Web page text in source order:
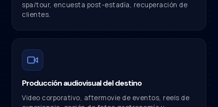
spa/tour, encuesta post-estadía, recuperación de
clientes.
Producción audiovisual del destino
Video corporativo, aftermovie de eventos, reels de